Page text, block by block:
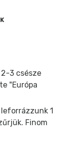
3 csésze
"Európa
1
Finom